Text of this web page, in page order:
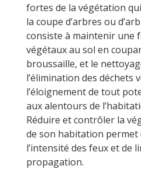
fortes de la végétation
la coupe d’arbres ou
consiste à maintenir une
végétaux au sol en
broussaille, et le
l’élimination des déchets
l’éloignement de tout
aux alentours de
Réduire et contrôler la
de son habitation permet
l’intensité des feux et de
propagation.